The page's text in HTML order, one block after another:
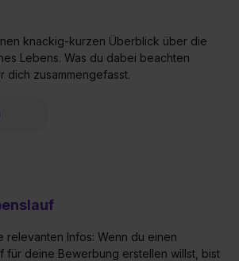
knackig-kurzen Überblick über die
Lebens. Was du dabei beachten
dich zusammengefasst.
relevanten Infos: Wenn du einen
für deine Bewerbung erstellen willst, bist